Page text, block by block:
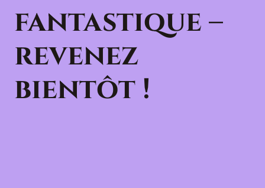
fantastique –
revenez
bientôt !